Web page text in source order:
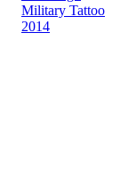
Military Tattoo
2014